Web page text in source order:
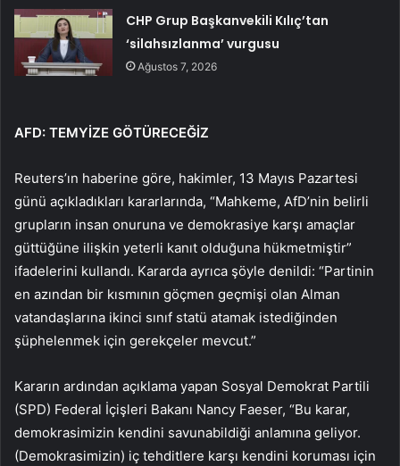
CHP Grup Başkanvekili Kılıç’tan
‘silahsızlanma’ vurgusu
Ağustos 7, 2026
AFD: TEMYİZE GÖTÜRECEĞİZ
Reuters’ın haberine göre, hakimler, 13 Mayıs Pazartesi
günü açıkladıkları kararlarında, “Mahkeme, AfD’nin belirli
grupların insan onuruna ve demokrasiye karşı amaçlar
güttüğüne ilişkin yeterli kanıt olduğuna hükmetmiştir”
ifadelerini kullandı. Kararda ayrıca şöyle denildi: “Partinin
en azından bir kısmının göçmen geçmişi olan Alman
vatandaşlarına ikinci sınıf statü atamak istediğinden
şüphelenmek için gerekçeler mevcut.”
Kararın ardından açıklama yapan Sosyal Demokrat Partili
(SPD) Federal İçişleri Bakanı Nancy Faeser, “Bu karar,
demokrasimizin kendini savunabildiği anlamına geliyor.
(Demokrasimizin) iç tehditlere karşı kendini koruması için